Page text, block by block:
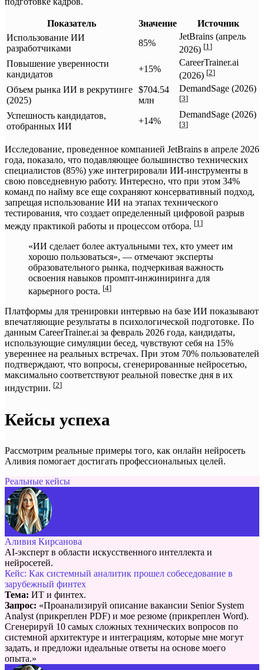
Показатель Значение
Источник
Использование ИИ
разработчиками
85%
JetBrains (апрель
2026) [1 ]
Повышение уверенности
кандидатов
+15%
CareerTrainer.ai
(2026) [2]
Объем рынка ИИ в рекрутинге
(2025)
$704.54
млн
DemandSage (2026)
[3]
Успешность кандидатов,
отобранных ИИ
+14%
DemandSage (2026)
[3]
Исследование, проведенное компанией JetBrains в апреле 2026
года, показало, что подавляющее большинство технических
специалистов (85%) уже интегрировали ИИ-инструменты в
свою повседневную работу. Интересно, что при этом 34%
команд по найму все еще сохраняют консервативный подход,
запрещая использование ИИ на этапах технического
тестирования, что создает определенный цифровой разрыв
между практикой работы и процессом отбора. [1 ]
«ИИ сделает более актуальными тех, кто умеет им
хорошо пользоваться», — отмечают эксперты
образовательного рынка, подчеркивая важность
освоения навыков промпт-инжиниринга для
карьерного роста. [4]
Платформы для тренировки интервью на базе ИИ показывают
впечатляющие результаты в психологической подготовке. По
данным CareerTrainer.ai за февраль 2026 года, кандидаты,
использующие симуляции бесед, чувствуют себя на 15%
увереннее на реальных встречах. При этом 70% пользователей
подтверждают, что вопросы, сгенерированные нейросетью,
максимально соответствуют реальной повестке дня в их
индустрии. [2]
Кейсы успеха
Рассмотрим реальные примеры того, как онлайн нейросеть
Аливия помогает достигать профессиональных целей.
Реальные кейсы
Аливия Кирсанова
AI-эксперт в области искусственного интеллекта и
нейросетей.
Кейс: Как системный аналитик прошел собеседование в
зарубежный финтех
Тема: ИТ и финтех.
Запрос: «Проанализируй описание вакансии Senior System
Analyst (прикреплен PDF) и мое резюме (прикреплен Word).
Сгенерируй 10 самых сложных технических вопросов по
системной архитектуре и интеграциям, которые мне могут
задать, и предложи идеальные ответы на основе моего
опыта.»